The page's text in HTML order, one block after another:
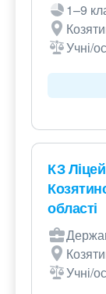
1–9
Учні/
КЗ
області
Учні/